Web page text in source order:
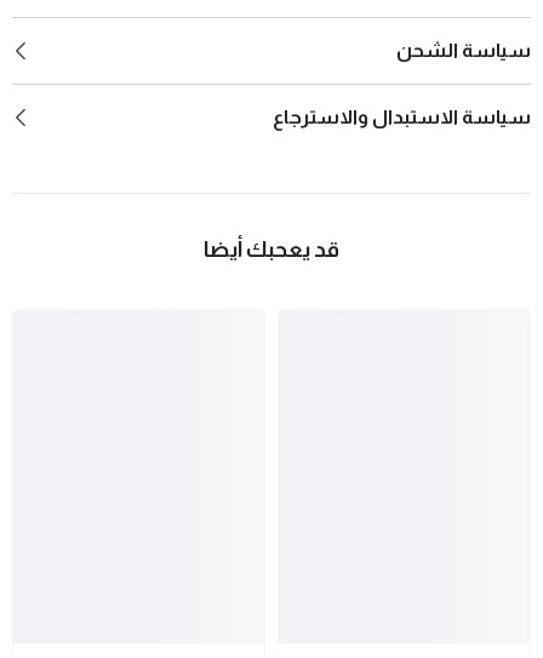
سياسة الشحن
سياسة الاستبدال والاسترجاع
قد يعحبك أيضا